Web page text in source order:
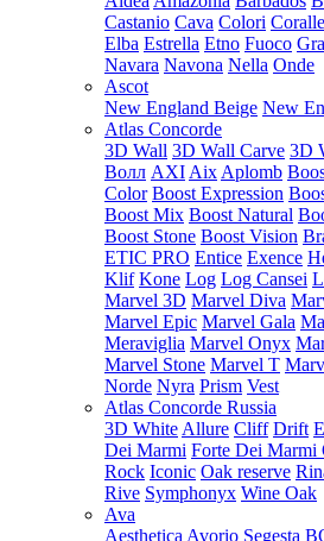
Castanio Cava Colori Coralle
Elba Estrella Etno Fuoco
Navara Navona Nella Onde
Ascot
New England Beige New
Atlas Concorde
3D Wall 3D Wall Carve 3D
Волл AXI Aix Aplomb
Color Boost Expression
Boost Mix Boost Natural
Boost Stone Boost Vision
ETIC PRO Entice Exence
Klif Kone Log Log Cansei
Marvel 3D Marvel Diva
Marvel Epic Marvel Gala
Meraviglia Marvel Onyx
Marvel Stone Marvel T
Norde Nyra Prism Vest
Atlas Concorde Russia
3D White Allure Cliff Drift
Dei Marmi Forte Dei Marmi
Rock Iconic Oak reserve
Rive Symphonyx Wine Oak
Ava
Aesthetica Avorio Segesta